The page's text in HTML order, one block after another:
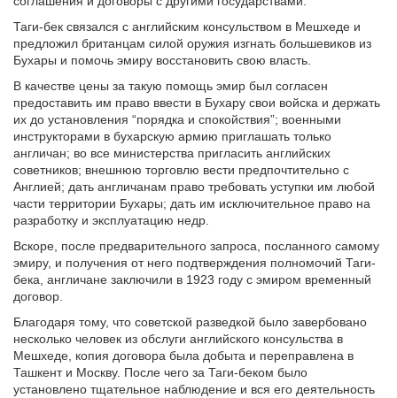
Таги-бек связался с английским консульством в Мешхеде и
предложил британцам силой оружия изгнать большевиков из
Бухары и помочь эмиру восстановить свою власть.
В качестве цены за такую помощь эмир был согласен
предоставить им право ввести в Бухару свои войска и держать
их до установления “порядка и спокойствия”; военными
инструкторами в бухарскую армию приглашать только
англичан; во все министерства пригласить английских
советников; внешнюю торговлю вести предпочтительно с
Англией; дать англичанам право требовать уступки им любой
части территории Бухары; дать им исключительное право на
разработку и эксплуатацию недр.
Вскоре, после предварительного запроса, посланного самому
эмиру, и получения от него подтверждения полномочий Таги-
бека, англичане заключили в 1923 году с эмиром временный
договор.
Благодаря тому, что советской разведкой было завербовано
несколько человек из обслуги английского консульства в
Мешхеде, копия договора была добыта и переправлена в
Ташкент и Москву. После чего за Таги-беком было
установлено тщательное наблюдение и вся его деятельность